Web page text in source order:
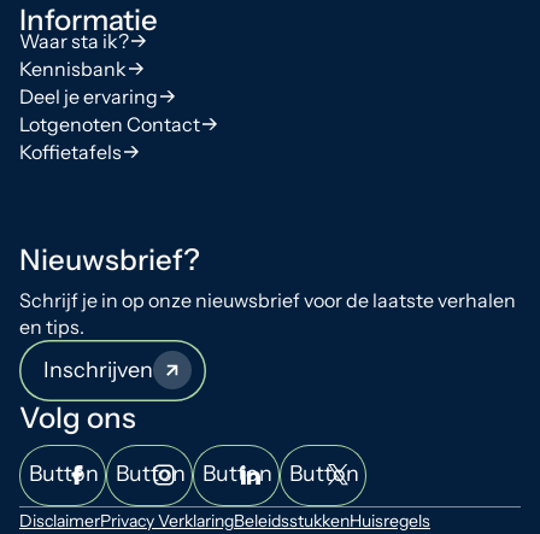
Informatie
Waar sta ik?
Kennisbank
Deel je ervaring
Lotgenoten Contact
Koffietafels
Nieuwsbrief?
Schrijf je in op onze nieuwsbrief voor de laatste verhalen
en tips.
Inschrijven
Volg ons
Button Button Button Button
DisclaimerPrivacy VerklaringBeleidsstukkenHuisregels